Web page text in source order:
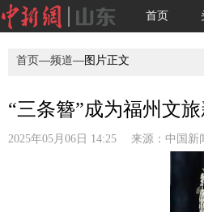
首页
首页—频道—图片正文
“三条簪”成为福州文
2025年05月06日 14:25 来源： 中国新